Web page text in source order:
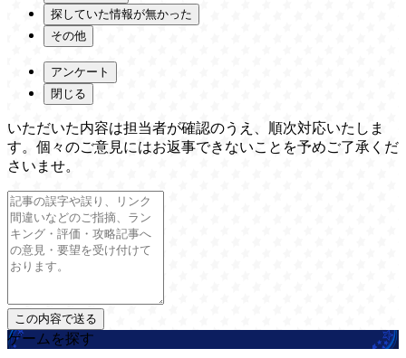
探していた情報が無かった
その他
アンケート
閉じる
いただいた内容は担当者が確認のうえ、順次対応いたしま
す。個々のご意見にはお返事できないことを予めご了承くだ
さいませ。
ゲームを探す